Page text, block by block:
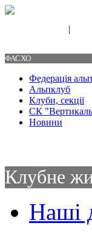
|
ФАСХО
Федерація
Альпклуб
Клуби, секції
СК
Новини
Клубне
Наші